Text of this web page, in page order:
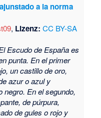
a la norma
, Lizenz: CC BY-SA
Escudo de España es
punta. En el primer
un castillo de oro,
azur o azul y
negro. En el segundo,
de púrpura,
de gules o rojo y